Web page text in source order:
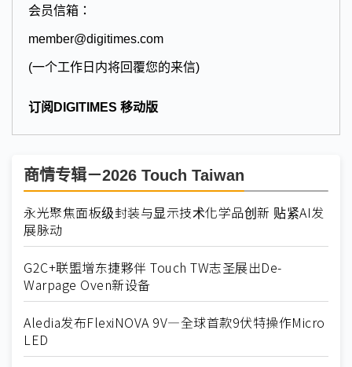
会员信箱：
member@digitimes.com
(一个工作日内将回覆您的来信)
订阅DIGITIMES 移动版
商情专辑－2026 Touch Taiwan
永光聚焦面板级封装与显示技术化学品创新 贴紧AI发
展脉动
G2C+联盟增东捷夥伴 Touch TW志圣展出De-
Warpage Oven新设备
Aledia发布FlexiNOVA 9V—全球首款9伏特操作Micro
LED